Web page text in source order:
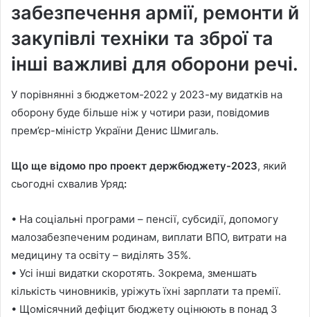
забезпечення армії, ремонти й
закупівлі техніки та зброї та
інші важливі для оборони речі.
У порівнянні з бюджетом-2022 у 2023-му видатків на
оборону буде більше ніж у чотири рази, повідомив
прем’єр-міністр України Денис Шмигаль.
Що ще відомо про проект держбюджету-2023, який
сьогодні схвалив Уряд:
• На соціальні програми – пенсії, субсидії, допомогу
малозабезпеченим родинам, виплати ВПО, витрати на
медицину та освіту – виділять 35%.
• Усі інші видатки скоротять. Зокрема, зменшать
кількість чиновників, уріжуть їхні зарплати та премії.
• Щомісячний дефіцит бюджету оцінюють в понад 3